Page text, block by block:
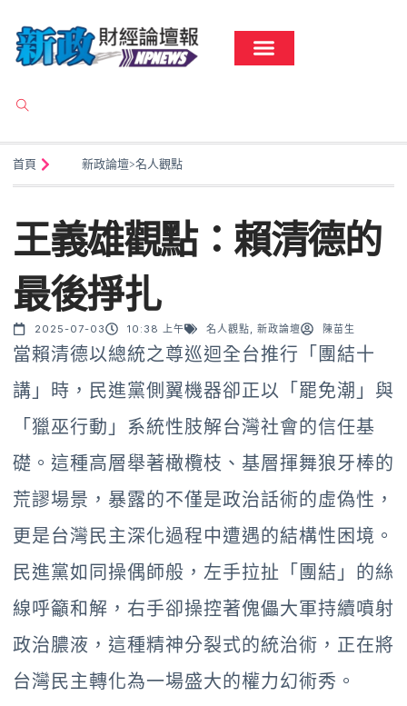
首頁 新政論壇>名人觀點
王義雄觀點：賴清德的
最後掙扎
2025-07-03 10:38 上午 名人觀點 新政論壇 陳苗生
當賴清德以總統之尊巡迴全台推行「團結十
講」時，民進黨側翼機器卻正以「罷免潮」與
「獵巫行動」系統性肢解台灣社會的信任基
礎。這種高層舉著橄欖枝、基層揮舞狼牙棒的
荒謬場景，暴露的不僅是政治話術的虛偽性，
更是台灣民主深化過程中遭遇的結構性困境。
民進黨如同操偶師般，左手拉扯「團結」的絲
線呼籲和解，右手卻操控著傀儡大軍持續噴射
政治膿液，這種精神分裂式的統治術，正在將
台灣民主轉化為一場盛大的權力幻術秀。